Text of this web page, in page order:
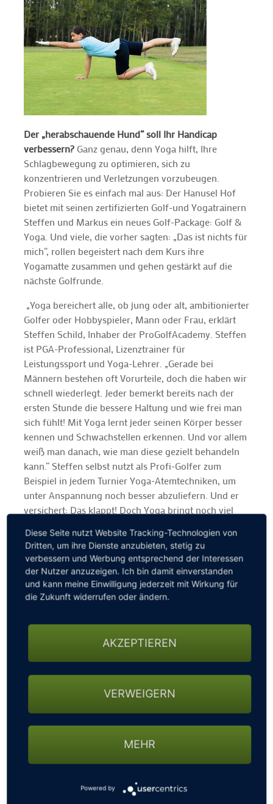
GOLF & WOMO
MALLORCA GOLFWOCHE
GOLF NEWS
Der „herabschauende Hund“ soll Ihr Handicap
verbessern? Ganz genau, denn Yoga hilft, Ihre
Schlagbewegung zu optimieren, sich zu
konzentrieren und Verletzungen vorzubeugen.
Probieren Sie es einfach mal aus: Der Hanusel Hof
bietet mit seinen zertifizierten Golf-und Yogatrainern
Steffen und Markus ein neues Golf-Package: Golf &
Yoga. Und viele, die vorher sagten: „Das ist nichts für
mich“, rollen begeistert nach dem Kurs ihre
Yogamatte zusammen und gehen gestärkt auf die
nächste Golfrunde.
„Yoga bereichert alle, ob jung oder alt, ambitionierter
Golfer oder Hobbyspieler, Mann oder Frau, erklärt
Steffen Schild, Inhaber der ProGolfAcademy. Steffen
ist PGA-Professional, Lizenztrainer für
Leistungssport und Yoga-Lehrer. „Gerade bei
Männern bestehen oft Vorurteile, doch die haben wir
schnell wiederlegt. Jeder bemerkt bereits nach der
ersten Stunde die bessere Haltung und wie frei man
sich fühlt! Mit Yoga lernt jeder seinen Körper besser
kennen und Schwachstellen erkennen. Und vor allem
weiß man danach, wie man diese gezielt behandeln
kann.“ Steffen selbst nutzt als Profi-Golfer zum
Beispiel in jedem Turnier Yoga-Atemtechniken, um
unter Anspannung noch besser abzuliefern. Und er
versichert: Das klappt! Doch Yoga bringt noch viel
1. Optimierung des Golfschwungs
2. Bessere Konzentration beim Schlag
3. Schnelle Regeneration
4. Verminderung des Verletzungsrisikos
5. Ausgleichendes Training
erhöht. Dies ist ein Stimmungsstabilisator im Gehirn,
erklären Experten. Also, Yoga macht glücklich – erst
recht auf dem Hochplateau in Hellengerst. Die Kurse
finden im Sommer auf dem Kurzspiel-Green des 18-
malerische Landschaft streifen, dann ist das ein
Diese Seite nutzt Website Tracking-Technologien von
Dritten, um ihre Dienste anzubieten, stetig zu
verbessern und Werbung entsprechend der Interessen
der Nutzer anzuzeigen. Ich bin damit einverstanden
und kann meine Einwilligung jederzeit mit Wirkung für
die Zukunft widerrufen oder ändern.
AKZEPTIEREN
VERWEIGERN
MEHR
Powered by